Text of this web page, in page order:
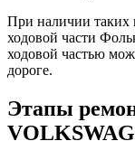
При наличии таких
ходовой части
ходовой частью
дороге.
Этапы